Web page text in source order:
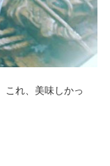
これ、美味しかっ